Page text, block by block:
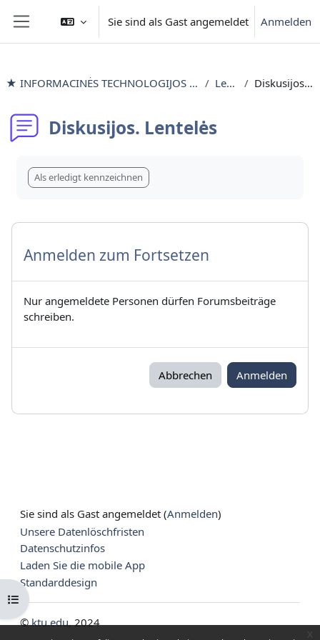
Website-Übersicht
Sie sind als Gast angemeldet Anmelden
Kursindex öffnen
★ INFORMACINĖS TECHNOLOGIJOS išlyginamieji mokymai Lentelės Diskusijos. Lentelės
Diskusijos. Lentelės
Als erledigt kennzeichnen
Anmelden zum Fortsetzen
Nur angemeldete Personen dürfen Forumsbeiträge
schreiben.
Abbrechen Anmelden
Sie sind als Gast angemeldet (Anmelden)
Unsere Datenlöschfristen
Datenschutzinfos
Laden Sie die mobile App
Standarddesign
©ktu.edu, 2024